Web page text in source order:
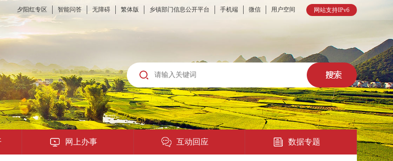
网站支持IPv6
夕阳红专区 智能问答 无障碍 繁体版 乡镇部门信息公开平台 手机端 微信 用户空间
网上办事 互动回应 数据专题